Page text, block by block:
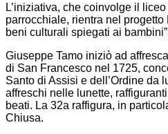
L’iniziativa, che coinvolge il
parrocchiale, rientra nel progetto
beni culturali spiegati ai
Giuseppe Tamo iniziò ad
di San Francesco nel 1725,
Santo di Assisi e dell’Ordine da
affreschi nelle lunette,
beati. La 32a raffigura, in
Chiusa.